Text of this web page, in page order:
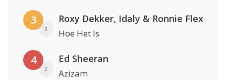
3
3
Roxy Dekker, Idaly & Ronnie Flex
Hoe Het Is
4
2
Ed Sheeran
Azizam